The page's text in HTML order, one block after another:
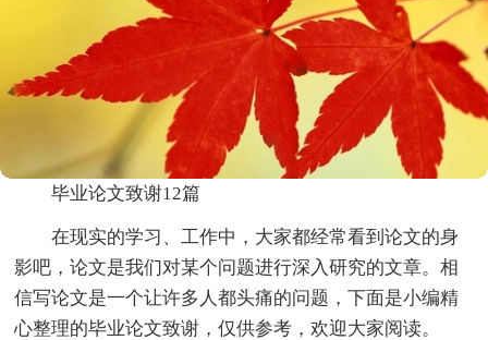
毕业论文致谢12篇
在现实的学习、工作中，大家都经常看到论文的身
影吧，论文是我们对某个问题进行深入研究的文章。相
信写论文是一个让许多人都头痛的问题，下面是小编精
心整理的毕业论文致谢，仅供参考，欢迎大家阅读。